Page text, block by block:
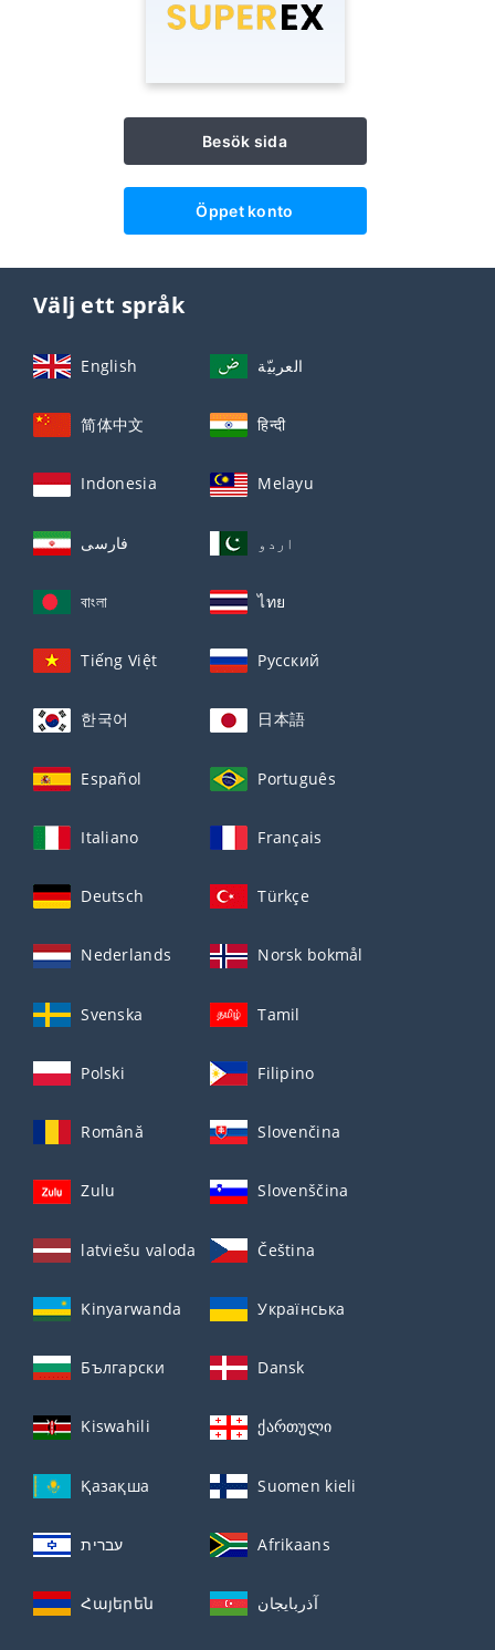
Besök sida
Öppet konto
Välj ett språk
English العربيّة
简体中文 हिन्दी
Indonesia Melayu
فارسی اردو
বাংলা ไทย
Tiếng Việt Русский
한국어 日本語
Español Português
Italiano Français
Deutsch Türkçe
Nederlands Norsk bokmål
Svenska Tamil
Polski Filipino
Română Slovenčina
Zulu Slovenščina
latviešu valoda Čeština
Kinyarwanda Українська
Български Dansk
Kiswahili ქართული
Қазақша Suomen kieli
עברית Afrikaans
Հայերեն آذربايجان